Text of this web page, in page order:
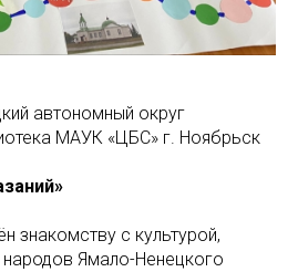
автономный округ
МАУК «ЦБС» г. Ноябрьск
знакомству с культурой,
Ямало-Ненецкого